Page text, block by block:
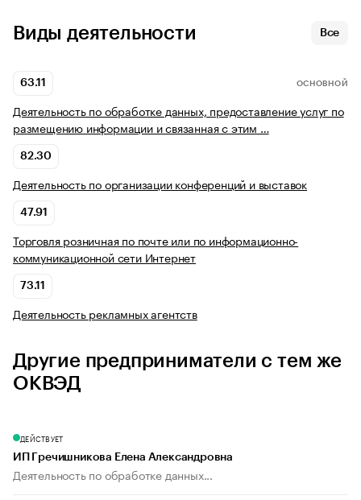
Виды деятельности Все
63.11 ОСНОВНОЙ
Деятельность по обработке данных, предоставление услуг по
размещению информации и связанная с этим …
82.30
Деятельность по организации конференций и выставок
47.91
Торговля розничная по почте или по информационно-
коммуникационной сети Интернет
73.11
Деятельность рекламных агентств
Другие предприниматели с тем же
ОКВЭД
ДЕЙСТВУЕТ
ИП Гречишникова Елена Александровна
Деятельность по обработке данных...